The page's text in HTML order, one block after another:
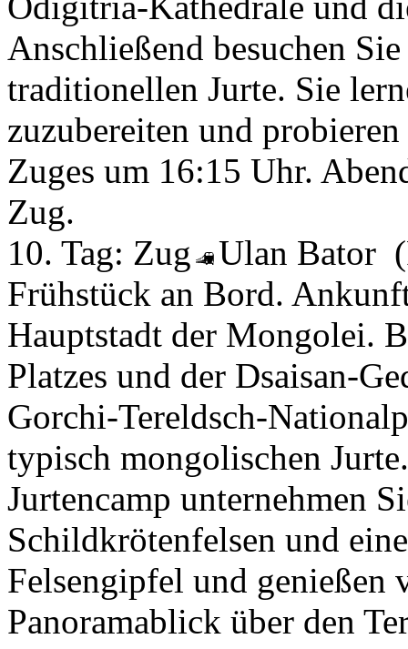
Anschließend besuchen
traditionellen Jurte. Sie
zuzubereiten und
Zuges um 16:15 Uhr.
Zug.
10. Tag: Zug Ulan Bator
Frühstück an Bord.
Hauptstadt der Mongolei.
Platzes und der Dsaisan-
Gorchi-Tereldsch-
typisch mongolischen
Jurtencamp unternehmen
Schildkrötenfelsen und
Felsengipfel und genießen
Panoramablick über den